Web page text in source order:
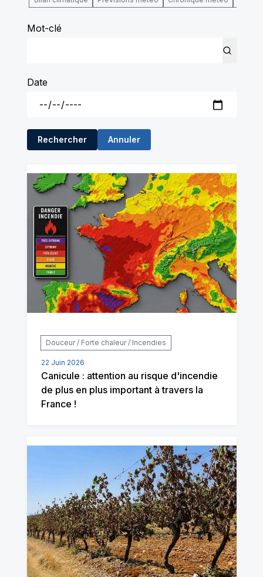
Mot-clé
Date
Rechercher Annuler
Douceur / Forte chaleur / Incendies
22 Juin 2026
Canicule : attention au risque d'incendie
de plus en plus important à travers la
France !